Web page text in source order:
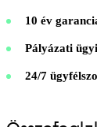
10 év
Pályázati
24/7